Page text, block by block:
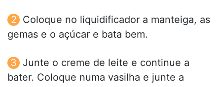
Coloque no liquidificador a manteiga, as
gemas e o açúcar e bata bem.
Junte o creme de leite e continue a
bater. Coloque numa vasilha e junte a